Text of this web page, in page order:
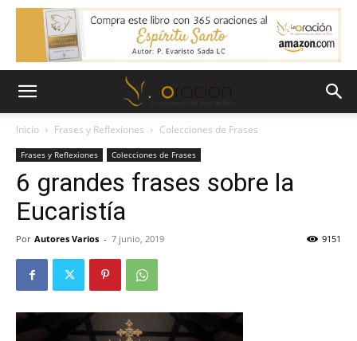
Inicio Frases y Reflexiones Colecciones de Frases
Frases y Reflexiones Colecciones de Frases
6 grandes frases sobre la
Eucaristía
Por Autores Varios - 7 junio, 2019 9151